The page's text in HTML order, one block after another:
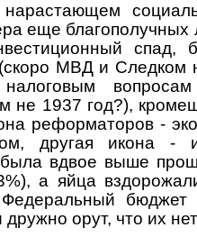
еще
спад,
МВД и Следком
не 1937 год?),
реформаторов -
другая икона -
вдвое выше
а яйца
бюджет
орут, что их